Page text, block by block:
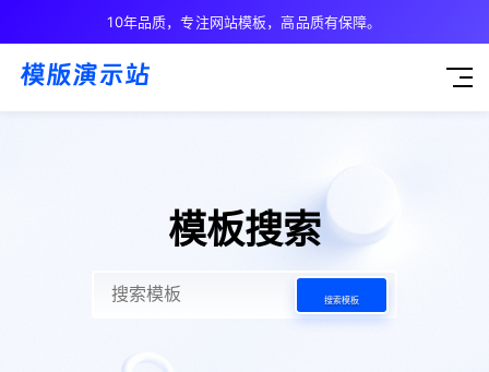
10年品质，专注网站模板，高品质有保障。
模板搜索
搜索模板